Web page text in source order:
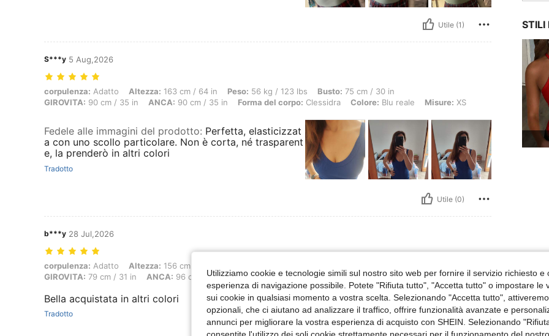
Utile (1)
S***y 5 Aug,2026
corpulenza: Adatto, Altezza: 163 cm / 64 in, Peso: 56 kg / 123 lbs, Busto: 75 cm / 30 in, GIROVITA: 90 cm / 35 in, ANCA: 90 cm / 35 in, Forma del
corpulenza: Adatto Altezza: 163 cm / 64 in Peso: 56 kg / 123 lbs Busto: 75 cm / 30 in
GIROVITA: 90 cm / 35 in ANCA: 90 cm / 35 in Forma del corpo: Clessidra Colore: Blu reale Misure: XS
Fedele alle immagini del prodotto: Perfetta, elasticizzat
a con uno scollo particolare. Non è corta, né trasparent
e, la prenderò in altri colori
Tradotto
Utile (0)
b***y 28 Jul,2026
corpulenza: Adatto, Altezza: 156 cm / 61 in, Peso: 59 kg / 130 lbs, Busto: 93 cm / 37 in, GIROVITA: 79 cm / 31 in, ANCA: 96 cm / 38 in, Forma del
corpulenza: Adatto Altezza: 156 cm / 61 in
GIROVITA: 79 cm / 31 in ANCA: 96 cm / 38 in Forma del corpo:Triangolo Colore:Rosa Misure: M
Bella acquistata in altri colori
Tradotto
STILI
Utilizziamo cookie e tecnologie simili sul nostro sito web per fornire il servizio richiesto e
esperienza di navigazione possibile. Potete "Rifiuta tutto", "Accetta tutto" o impostare le
sui cookie in qualsiasi momento a vostra scelta. Selezionando "Accetta tutto",
opzionali, che ci aiutano ad analizzare il traffico, offrire funzionalità avanzate e
annunci per migliorare la vostra esperienza di acquisto con SHEIN. Selezionando